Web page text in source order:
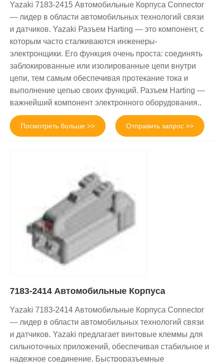
Yazaki 7183-2415 Автомобильные Корпуса Connector
— лидер в области автомобильных технологий связи
и датчиков. Yazaki Разъем Harting — это компонент, с
которым часто сталкиваются инженеры-
электронщики. Его функция очень проста: соединять
заблокированные или изолированные цепи внутри
цепи, тем самым обеспечивая протекание тока и
выполнение цепью своих функций. Разъем Harting —
важнейший компонент электронного оборудования..
Посмотреть больше >> Отправить запрос >>
7183-2414 Автомобильные Корпуса
Yazaki 7183-2414 Автомобильные Корпуса Connector
— лидер в области автомобильных технологий связи
и датчиков. Yazaki предлагает винтовые клеммы для
сильноточных приложений, обеспечивая стабильное и
надежное соединение. Быстроразъемные